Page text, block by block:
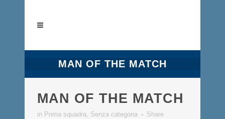
MAN OF THE MATCH
MAN OF THE MATCH
in Prima squadra, Senza categoria Share